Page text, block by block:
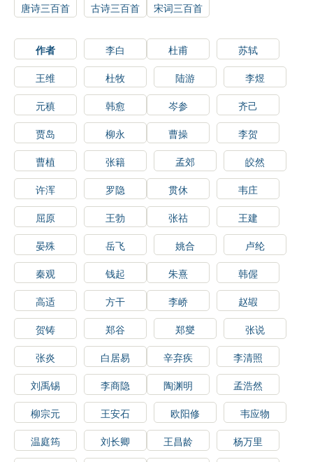
唐诗三百首
古诗三百首 宋词三百首
作者 李白 杜甫
苏轼
王维
杜牧 陆游
李煜
元稹
韩愈 岑参
齐己
贾岛
柳永 曹操
李贺
曹植
张籍 孟郊
皎然
许浑
罗隐 贯休
韦庄
屈原
王勃 张祜
王建
晏殊
岳飞 姚合
卢纶
秦观
钱起 朱熹
韩偓
高适
方干 李峤
赵嘏
贺铸
郑谷 郑燮
张说
张炎
白居易 辛弃疾
李清照
刘禹锡
李商隐 陶渊明
孟浩然
柳宗元
王安石 欧阳修
韦应物
温庭筠
刘长卿 王昌龄
杨万里